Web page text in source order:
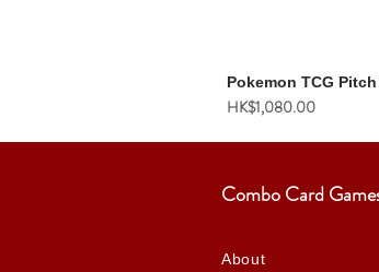
Pokemon TCG
價格
HK$1,080.00
Combo Card
About